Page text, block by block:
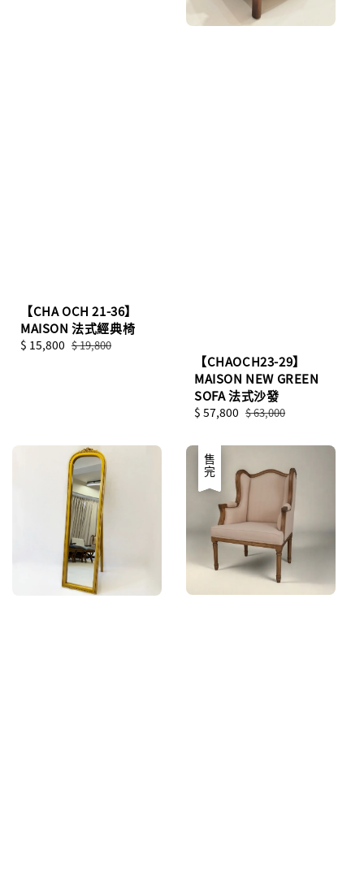
【CHA OCH 21-36】
MAISON 法式經典椅
Sale
$ 15,800 Regular
$ 19,800
【CHAOCH23-29】
MAISON NEW GREEN
SOFA 法式沙發
Sale
$ 57,800 Regular
$ 63,000
優惠
售完